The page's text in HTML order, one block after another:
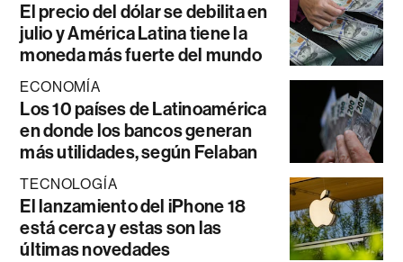
El precio del dólar se debilita en
julio y América Latina tiene la
moneda más fuerte del mundo
ECONOMÍA
Los 10 países de Latinoamérica
en donde los bancos generan
más utilidades, según Felaban
TECNOLOGÍA
El lanzamiento del iPhone 18
está cerca y estas son las
últimas novedades